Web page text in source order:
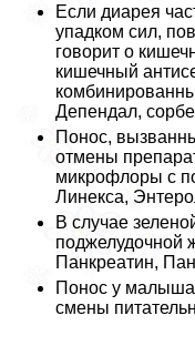
Если диарея
упадком сил,
говорит о
кишечный
Депендал,
Понос,
отмены
микрофлоры с
Линекса,
В случае
поджелудочной
Панкреатин,
Понос у малыша-
смены